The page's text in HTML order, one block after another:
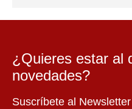
¿Quieres estar al
novedades?
Suscríbete al